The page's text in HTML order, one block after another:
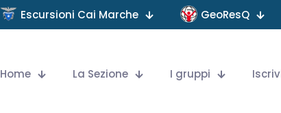
Escursioni Cai Marche GeoResQ
Home La Sezione I gruppi